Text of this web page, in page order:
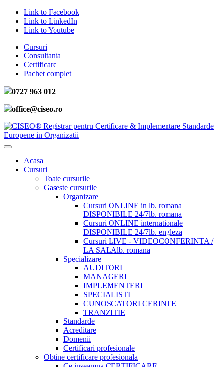
Link to Facebook
Link to LinkedIn
Link to Youtube
Cursuri
Consultanta
Certificare
Pachet complet
0727 963 012
office@ciseo.ro
Acasa
Cursuri
Toate cursurile
Gaseste cursurile
Organizare
Cursuri ONLINE in lb. romana
DISPONIBILE 24/7lb. romana
Cursuri ONLINE internationale
DISPONIBILE 24/7lb. engleza
Cursuri LIVE - VIDEOCONFERINTA /
LA SALAlb. romana
Specializare
AUDITORI
MANAGERI
IMPLEMENTERI
SPECIALISTI
CUNOSCATORI CERINTE
TRANZITIE
Standarde
Acreditare
Domenii
Certificari profesionale
Obtine certificare profesionala